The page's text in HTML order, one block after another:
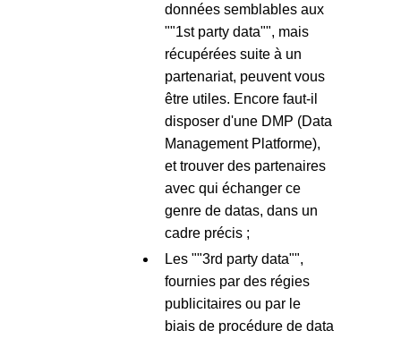
données semblables aux
""1st party data"", mais
récupérées suite à un
partenariat, peuvent vous
être utiles. Encore faut-il
disposer d'une DMP (Data
Management Platforme),
et trouver des partenaires
avec qui échanger ce
genre de datas, dans un
cadre précis ;
Les ""3rd party data"",
fournies par des régies
publicitaires ou par le
biais de procédure de data